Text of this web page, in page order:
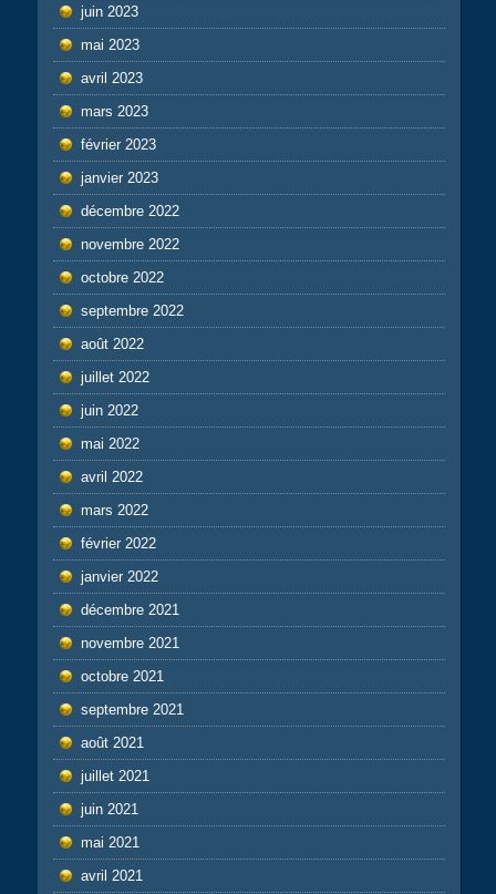
juin 2023
mai 2023
avril 2023
mars 2023
février 2023
janvier 2023
décembre 2022
novembre 2022
octobre 2022
septembre 2022
août 2022
juillet 2022
juin 2022
mai 2022
avril 2022
mars 2022
février 2022
janvier 2022
décembre 2021
novembre 2021
octobre 2021
septembre 2021
août 2021
juillet 2021
juin 2021
mai 2021
avril 2021